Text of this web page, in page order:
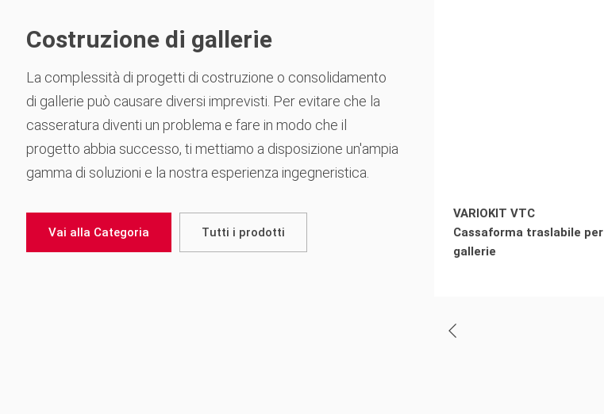
Costruzione di gallerie
La complessità di progetti di costruzione o consolidamento
di gallerie può causare diversi imprevisti. Per evitare che la
casseratura diventi un problema e fare in modo che il
progetto abbia successo, ti mettiamo a disposizione un'ampia
gamma di soluzioni e la nostra esperienza ingegneristica.
Vai alla Categoria Tutti i prodotti
VARIOKIT VTC
Cassaforma traslabile per
gallerie